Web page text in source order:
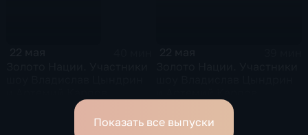
Показать все выпуски